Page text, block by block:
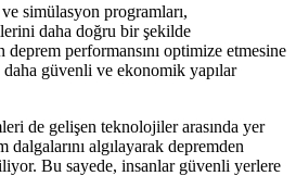
simülasyon programları,
daha doğru bir şekilde
deprem performansını optimize etmesine
güvenli ve ekonomik yapılar
de gelişen teknolojiler arasında yer
dalgalarını algılayarak depremden
Bu sayede, insanlar güvenli yerlere